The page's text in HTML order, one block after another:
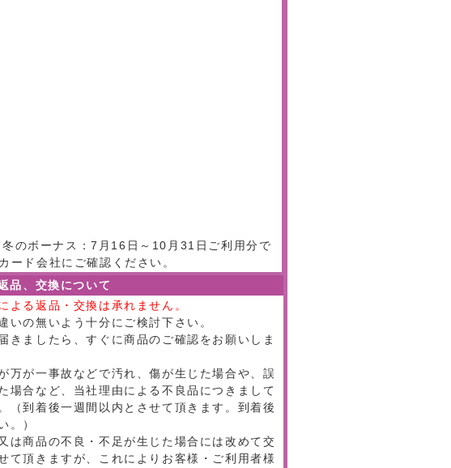
のボーナス：7月16日～10月31日ご利用分で
ード会社にご確認ください。
品、交換について
よる返品・交換は承れません。
いの無いよう十分にご検討下さい。
きましたら、すぐに商品のご確認をお願いしま
万が一事故などで汚れ、傷が生じた場合や、誤
場合など、当社理由による不良品につきまして
（到着後一週間以内とさせて頂きます。到着後
。）
は商品の不良・不足が生じた場合には改めて交
て頂きますが、これによりお客様・ご利用者様